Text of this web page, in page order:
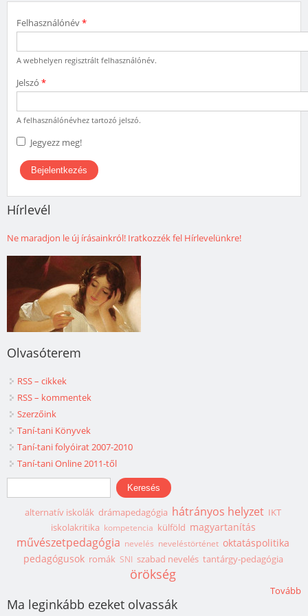
Felhasználónév*
A webhelyen regisztrált felhasználónév.
Jelszó *
A felhasználónévhez tartozó jelszó.
Jegyezz meg!
Hírlevél
Ne maradjon le új írásainkról! Iratkozzék fel Hírlevelünkre!
Olvasóterem
RSS – cikkek
RSS – kommentek
Szerzőink
Taní-tani Könyvek
Taní-tani folyóirat 2007-2010
Taní-tani Online 2011-től
Keresés űrlap
Keresés
alternatív iskolák drámapedagógia hátrányos helyzet IKT
iskolakritika kompetencia külföld magyartanítás
művészetpedagógia nevelés neveléstörténet oktatáspolitika
pedagógusok romák SNI szabad nevelés tantárgy-pedagógia
örökség
Tovább
Ma leginkább ezeket olvassák